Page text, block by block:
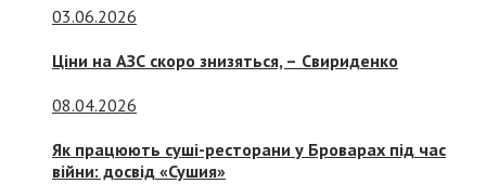
03.06.2026
Ціни на АЗС скоро знизяться, – Свириденко
08.04.2026
Як працюють суші-ресторани у Броварах під час
війни: досвід «Сушия»